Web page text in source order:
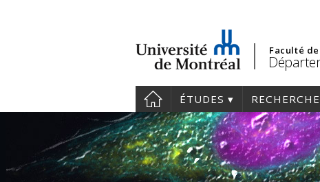
Faculté
ÉTUDES RECHERCHE